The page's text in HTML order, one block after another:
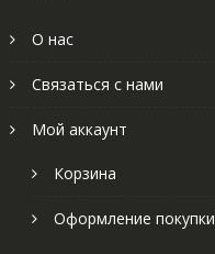
О нас
Связаться с нами
Мой аккаунт
Корзина
Оформление покупки